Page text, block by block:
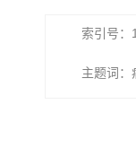
索引号：
主题词：